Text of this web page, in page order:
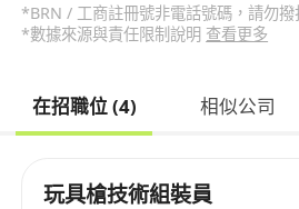
*BRN / 工商註冊號非電話號碼，請勿撥
*數據來源與責任限制說明 查看更多
在招職位 (4) 相似公司
玩具槍技術組裝員